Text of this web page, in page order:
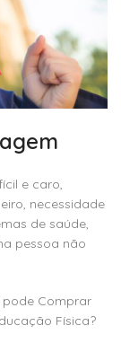
e caro,
necessidade
de saúde,
pessoa não
pode Comprar
Física?